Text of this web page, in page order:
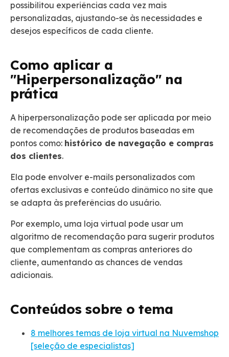
possibilitou experiências cada vez mais
personalizadas, ajustando-se às necessidades e
desejos específicos de cada cliente.
Como aplicar a
"Hiperpersonalização" na
prática
A hiperpersonalização pode ser aplicada por meio
de recomendações de produtos baseadas em
pontos como: histórico de navegação e compras
dos clientes.
Ela pode envolver e-mails personalizados com
ofertas exclusivas e conteúdo dinâmico no site que
se adapta às preferências do usuário.
Por exemplo, uma loja virtual pode usar um
algoritmo de recomendação para sugerir produtos
que complementam as compras anteriores do
cliente, aumentando as chances de vendas
adicionais.
Conteúdos sobre o tema
8 melhores temas de loja virtual na Nuvemshop
[seleção de especialistas]